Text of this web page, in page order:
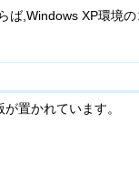
,Windows XP環境の
置かれています。